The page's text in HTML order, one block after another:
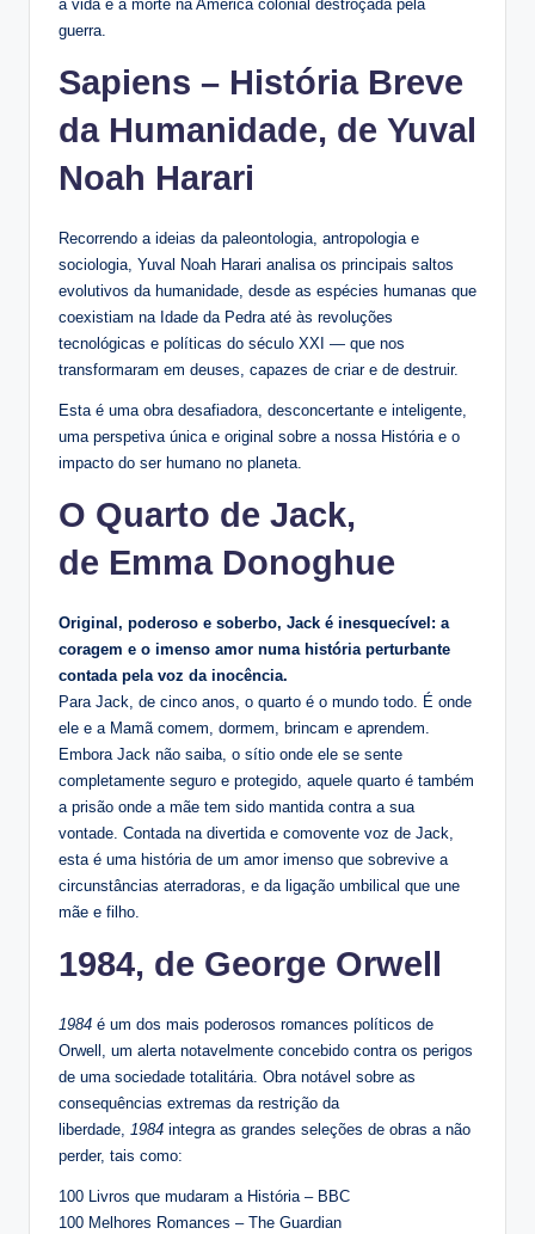
a vida e a morte na América colonial destroçada pela
guerra.
Sapiens – História Breve
da Humanidade, de Yuval
Noah Harari
Recorrendo a ideias da paleontologia, antropologia e
sociologia, Yuval Noah Harari analisa os principais saltos
evolutivos da humanidade, desde as espécies humanas que
coexistiam na Idade da Pedra até às revoluções
tecnológicas e políticas do século XXI — que nos
transformaram em deuses, capazes de criar e de destruir.
Esta é uma obra desafiadora, desconcertante e inteligente,
uma perspetiva única e original sobre a nossa História e o
impacto do ser humano no planeta.
O Quarto de Jack,
de Emma Donoghue
Original, poderoso e soberbo, Jack é inesquecível: a
coragem e o imenso amor numa história perturbante
contada pela voz da inocência.
Para Jack, de cinco anos, o quarto é o mundo todo. É onde
ele e a Mamã comem, dormem, brincam e aprendem.
Embora Jack não saiba, o sítio onde ele se sente
completamente seguro e protegido, aquele quarto é também
a prisão onde a mãe tem sido mantida contra a sua
vontade. Contada na divertida e comovente voz de Jack,
esta é uma história de um amor imenso que sobrevive a
circunstâncias aterradoras, e da ligação umbilical que une
mãe e filho.
1984, de George Orwell
1984 é um dos mais poderosos romances políticos de
Orwell, um alerta notavelmente concebido contra os perigos
de uma sociedade totalitária. Obra notável sobre as
consequências extremas da restrição da
liberdade, 1984 integra as grandes seleções de obras a não
perder, tais como:
100 Livros que mudaram a História – BBC
100 Melhores Romances – The Guardian